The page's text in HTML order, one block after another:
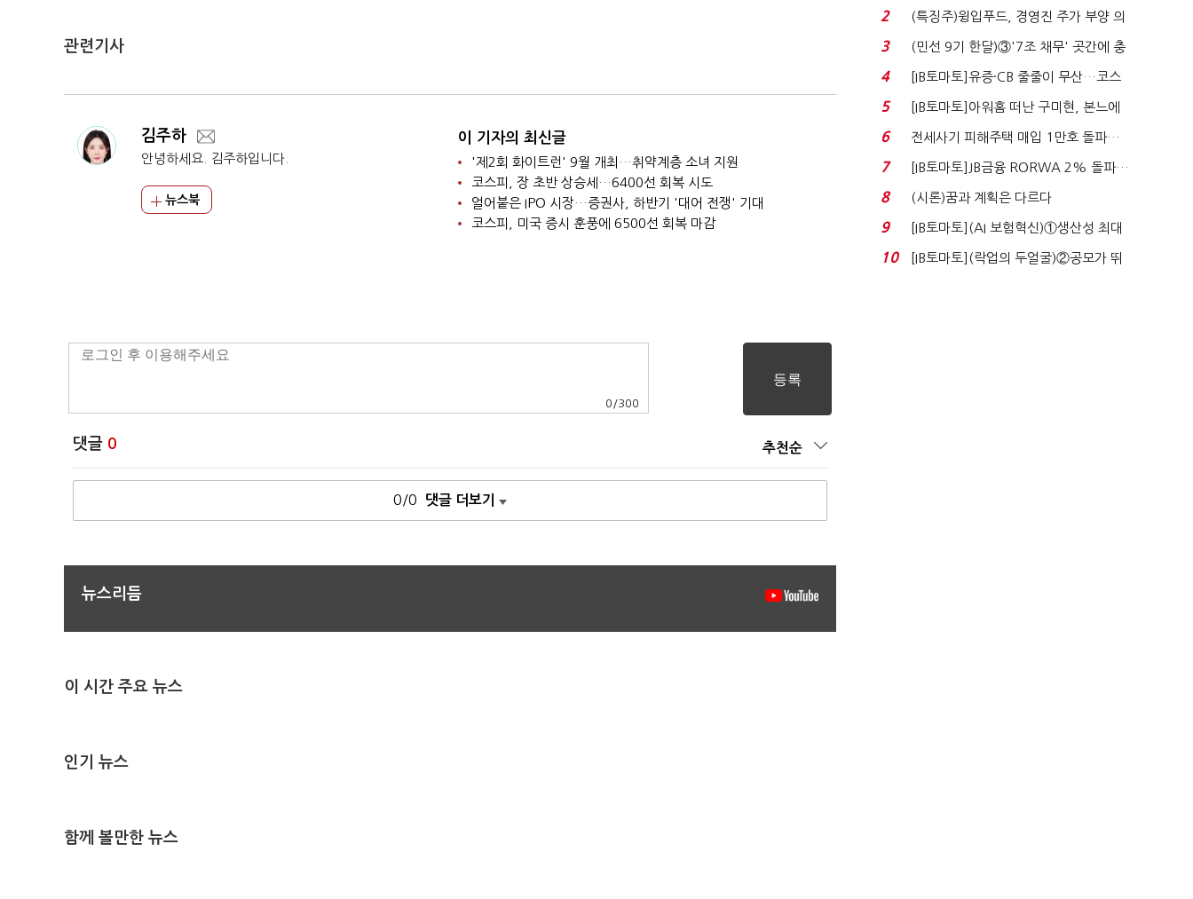
관련기사
김주하
안녕하세요. 김주하입니다.
뉴스북
이 기자의 최신글
'제2회 화이트런' 9월 개최…취약계층 소녀 지원
코스피, 장 초반 상승세…6400선 회복 시도
얼어붙은 IPO 시장…증권사, 하반기 '대어 전쟁' 기대
코스피, 미국 증시 훈풍에 6500선 회복 마감
0 /300
댓글 0 추천순
0/0 댓글 더보기
뉴스리듬
이 시간 주요 뉴스
인기 뉴스
함께 볼만한 뉴스
로봇·AI 등 논...
2
(특징주)윙입푸드, 경영진 주가 부양 의
지에 상한가...
3
(민선 9기 한달)③'7조 채무' 곳간에 충
격…추미애, 20년...
4
[IB토마토]유증·CB 줄줄이 무산…코스
닥 벌점 급증에 ...
5
[IB토마토]아워홈 떠난 구미현, 본느에
340억 베팅…가...
6
전세사기 피해주택 매입 1만호 돌파…
누적 피해자 4만2...
7
[IB토마토]JB금융 RORWA 2% 돌파…
실적 견인은 은행 ...
8 (시론)꿈과 계획은 다르다
9
[IB토마토](AI 보험혁신)①생산성 최대
80% 개선…현실...
10
[IB토마토](락업의 두얼굴)②공모가 뛰